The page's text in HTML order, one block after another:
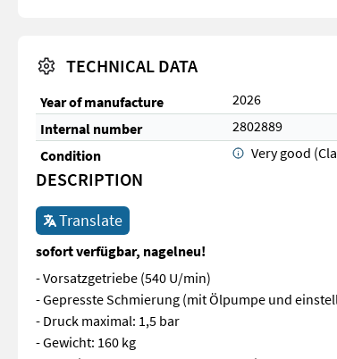
TECHNICAL DATA
Year of manufacture
2026
Internal number
2802889
Condition
Very good
DESCRIPTION
Translate
sofort verfügbar, nagelneu!
- Vorsatzgetriebe (540 U/min)
- Gepresste Schmierung (mit Ölpumpe und
- Druck maximal: 1,5 bar
- Gewicht: 160 kg